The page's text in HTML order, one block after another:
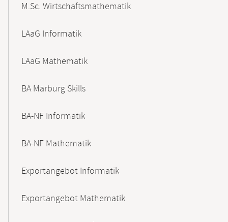
M.Sc. Wirtschaftsmathematik
LAaG Informatik
LAaG Mathematik
BA Marburg Skills
BA-NF Informatik
BA-NF Mathematik
Exportangebot Informatik
Exportangebot Mathematik